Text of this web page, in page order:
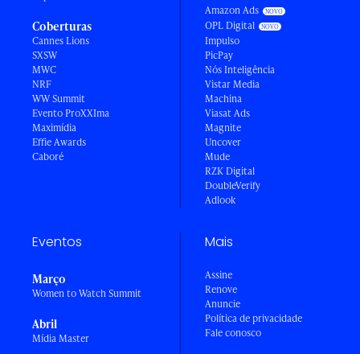
Coberturas
Cannes Lions
SXSW
MWC
NRF
WW Summit
Evento ProXXIma
Maximídia
Effie Awards
Caboré
Amazon Ads
OPL Digital
Impulso
PicPay
Nós Inteligência
Vistar Media
Machina
Viasat Ads
Magnite
Uncover
Mude
RZK Digital
DoubleVerify
Adlook
Eventos
Março
Women to Watch Summit
Abril
Mídia Master
Mais
Assine
Renove
Anuncie
Política de privacidade
Fale conosco